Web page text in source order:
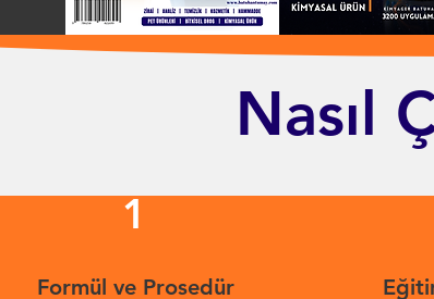
Nasıl
1
Formül ve Prosedür